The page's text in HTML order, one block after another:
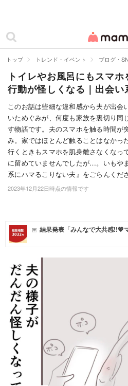
ママリ
カテゴリー一覧
妊娠
出産
赤ちゃん・育児
子育て・家族
病院
住まい
トレンド・イベント
トップ トレンド・イベント ブログ・
トイレやお風呂にもスマ
行動が怪しくなる｜出会
このお話は些細な違和感から夫が出会
いためぐみが、何度も家族を裏切り同
す物語です。夫のスマホを触る時間が
み。家ではほとんど触ることはなかっ
行くときもスマホを肌身離さなくなっ
に留めていませんでしたが…。いもや
系にハマるこりない夫』をごらんくださ
2023年12月22日時点の情報です
結果発表「みんなで大共感!!💖